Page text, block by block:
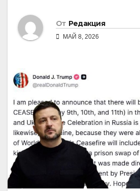
От Редакция
МАЙ 8, 2026